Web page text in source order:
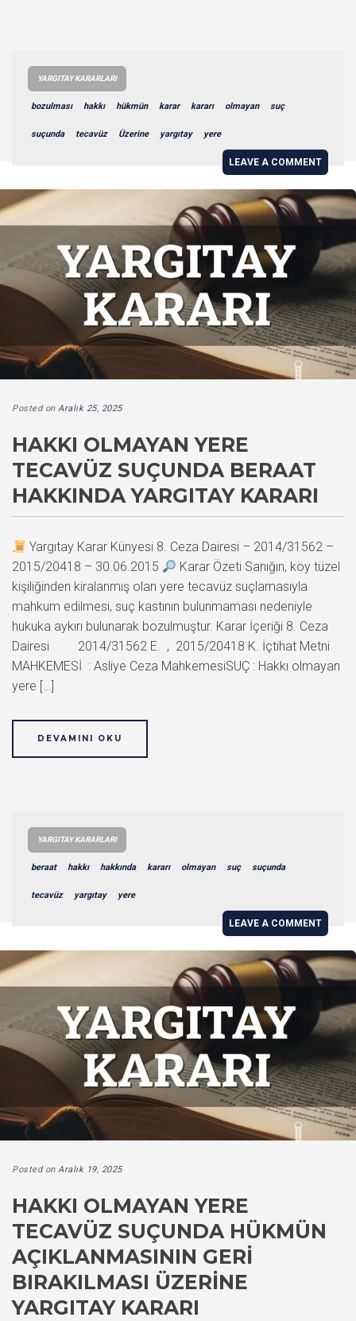
YARGITAY KARARLARI
bozulması hakkı hükmün karar kararı olmayan suç
suçunda tecavüz Üzerine yargıtay yere
LEAVE A COMMENT
Posted on Aralık 25, 2025
HAKKI OLMAYAN YERE
TECAVÜZ SUÇUNDA BERAAT
HAKKINDA YARGITAY KARARI
Yargıtay Karar Künyesi 8. Ceza Dairesi – 2014/31562 –
2015/20418 – 30.06.2015
Karar Özeti Sanığın, köy tüzel
kişiliğinden kiralanmış olan yere tecavüz suçlamasıyla
mahkum edilmesi, suç kastının bulunmaması nedeniyle
hukuka aykırı bulunarak bozulmuştur. Karar İçeriği 8. Ceza
Dairesi 2014/31562 E. , 2015/20418 K. İçtihat Metni
MAHKEMESİ : Asliye Ceza MahkemesiSUÇ : Hakkı olmayan
yere […]
DEVAMINI OKU
YARGITAY KARARLARI
beraat hakkı hakkında kararı olmayan suç suçunda
tecavüz yargıtay yere
LEAVE A COMMENT
Posted on Aralık 19, 2025
HAKKI OLMAYAN YERE
TECAVÜZ SUÇUNDA HÜKMÜN
AÇIKLANMASININ GERI
BIRAKILMASI ÜZERINE
YARGITAY KARARI